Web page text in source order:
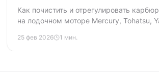
проблемы
Как почистить и отрегулировать
на лодочном моторе Mercury, Tohatsu,
замена ремкомплекта, настройка
25 фев 2026 1 мин.